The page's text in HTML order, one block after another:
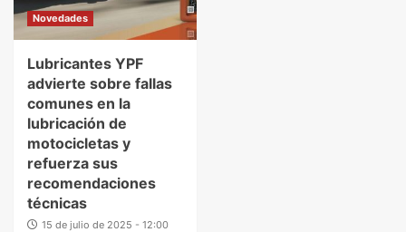
Novedades
Lubricantes YPF
advierte sobre fallas
comunes en la
lubricación de
motocicletas y
refuerza sus
recomendaciones
técnicas
15 de julio de 2025 - 12:00